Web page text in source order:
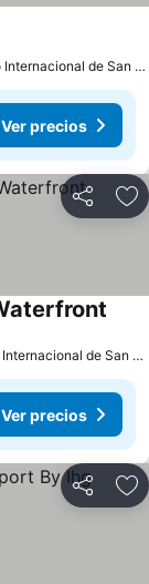
a 2.8 km de: Aeropuerto Internacional de San Francisco
Ver precios
Compartir
a 2.3 km de: Aeropuerto Internacional de San Francisco
Ver precios
Compartir